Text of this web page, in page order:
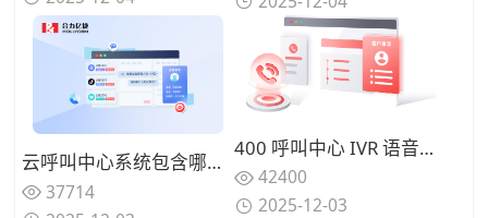
云呼叫中心系统包含哪些核心功能？能否满足企业全场景需求？
37714
400 呼叫中心 IVR 语音导航：电商售后 15 个常见问题分流设计
42400
2025-12-03